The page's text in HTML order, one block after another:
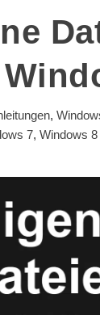
,
7, Windows 8